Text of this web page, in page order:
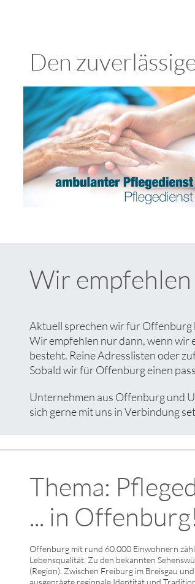
Den
Wir
Aktuell sprechen wir für Offenburg
Wir empfehlen nur dann, wenn wir
besteht. Reine Adresslisten oder
Sobald wir für Offenburg einen
Unternehmen aus Offenburg und
sich gerne mit uns in Verbindung
Thema:
... in
Offenburg mit rund 60.000 Einwohnern
Lebensqualität. Zu den bekannten
(Region). Zwischen Freiburg im Breisgau
ausgeprägte regionale Identität und